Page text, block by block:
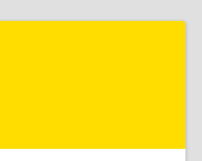
Великие Луки г,